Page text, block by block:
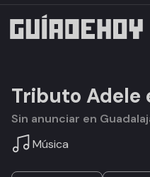
Tributo Adele
Sin anunciar en
Música